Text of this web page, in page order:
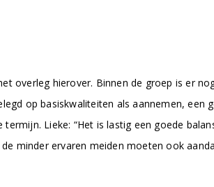
overleg hierover. Binnen de groep is er
op basiskwaliteiten als aannemen, een
Lieke: “Het is lastig een goede
minder ervaren meiden moeten ook